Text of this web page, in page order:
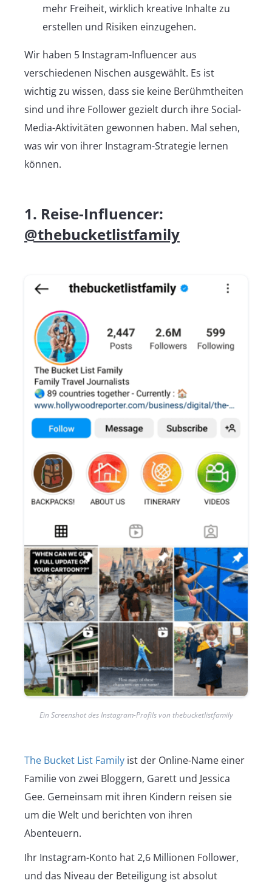
mehr Freiheit, wirklich kreative Inhalte zu
erstellen und Risiken einzugehen.
Wir haben 5 Instagram-Influencer aus
verschiedenen Nischen ausgewählt. Es ist
wichtig zu wissen, dass sie keine Berühmtheiten
sind und ihre Follower gezielt durch ihre Social-
Media-Aktivitäten gewonnen haben. Mal sehen,
was wir von ihrer Instagram-Strategie lernen
können.
1. Reise-Influencer:
@thebucketlistfamily
Ein Screenshot des Instagram-Profils von thebucketlistfamily
The Bucket List Family ist der Online-Name einer
Familie von zwei Bloggern, Garett und Jessica
Gee. Gemeinsam mit ihren Kindern reisen sie
um die Welt und berichten von ihren
Abenteuern.
Ihr Instagram-Konto hat 2,6 Millionen Follower,
und das Niveau der Beteiligung ist absolut